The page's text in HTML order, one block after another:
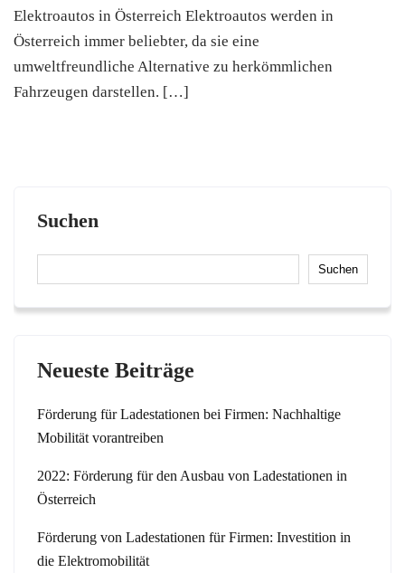
Elektroautos in Österreich Elektroautos werden in
Österreich immer beliebter, da sie eine
umweltfreundliche Alternative zu herkömmlichen
Fahrzeugen darstellen. […]
Suchen
Suchen
Neueste Beiträge
Förderung für Ladestationen bei Firmen: Nachhaltige
Mobilität vorantreiben
2022: Förderung für den Ausbau von Ladestationen in
Österreich
Förderung von Ladestationen für Firmen: Investition in
die Elektromobilität